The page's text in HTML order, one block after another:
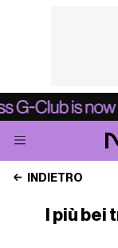
INDIETRO
I più